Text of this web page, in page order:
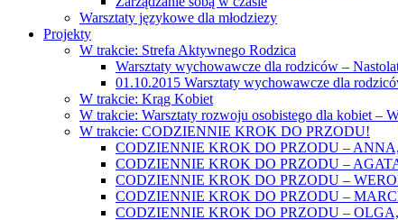
Warsztaty językowe dla młodziezy
Projekty
W trakcie: Strefa Aktywnego Rodzica
Warsztaty wychowawcze dla rodziców –
01.10.2015 Warsztaty wychowawcze dla
W trakcie: Krąg Kobiet
W trakcie: Warsztaty rozwoju osobistego dla kobiet –
W trakcie: CODZIENNIE KROK DO PRZODU!
CODZIENNIE KROK DO PRZODU – ANNA,
CODZIENNIE KROK DO PRZODU –
CODZIENNIE KROK DO PRZODU –
CODZIENNIE KROK DO PRZODU –
CODZIENNIE KROK DO PRZODU – OLGA,